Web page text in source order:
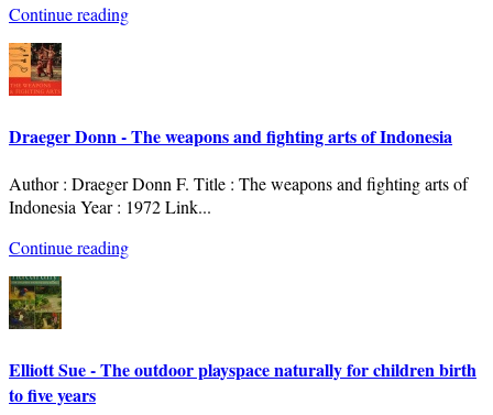
Continue reading
Draeger Donn - The weapons and fighting arts of Indonesia
Author : Draeger Donn F. Title : The weapons and fighting arts of
Indonesia Year : 1972 Link...
Continue reading
Elliott Sue - The outdoor playspace naturally for children birth
to five years